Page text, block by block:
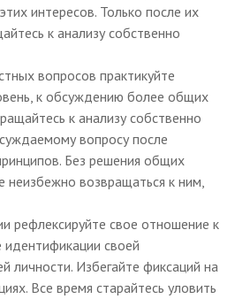
интересов. Только после их
к анализу собственно
вопросов практикуйте
к обсуждению более общих
к анализу собственно
вопросу после
Без решения общих
неизбежно возвращаться к ним,
рефлексируйте свое отношение к
идентификации своей
личности. Избегайте фиксаций на
Все время старайтесь уловить